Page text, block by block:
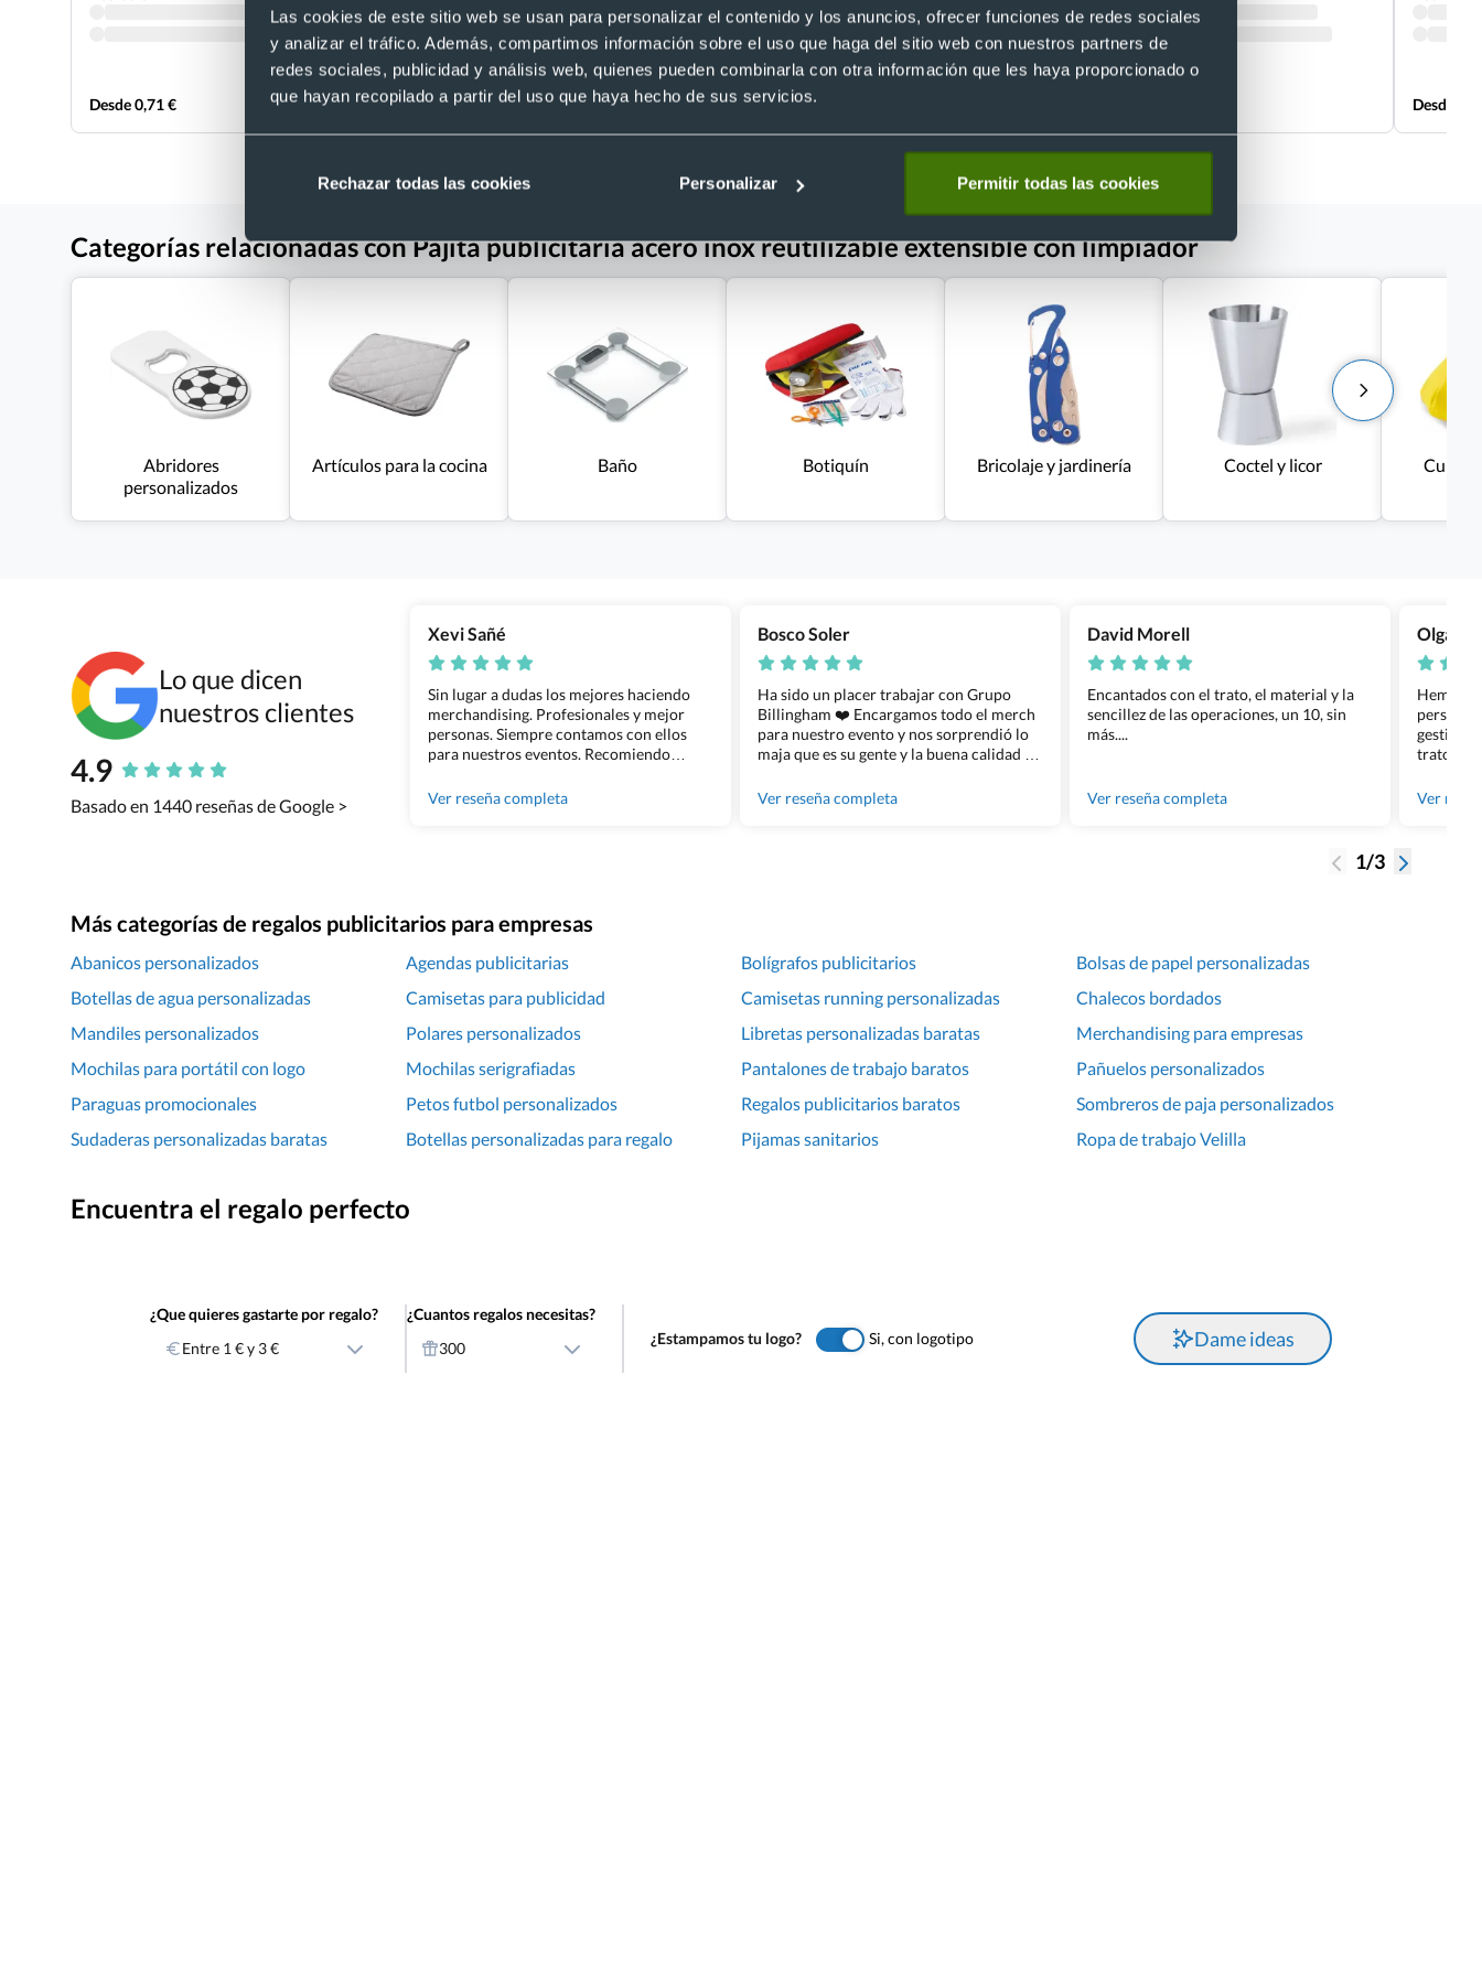
Las cookies de este sitio web se usan para personalizar el contenido y los anuncios, ofrecer funciones de redes sociales
y analizar el tráfico. Además, compartimos información sobre el uso que haga del sitio web con nuestros partners de
redes sociales, publicidad y análisis web, quienes pueden combinarla con otra información que les haya proporcionado o
que hayan recopilado a partir del uso que haya hecho de sus servicios.
Rechazar todas las cookies Personalizar Permitir todas las cookies
Desde 0,71 € Desde 0,85 € Desde 3,24 € Desde
Categorías relacionadas con Pajita publicitaria acero inox reutilizable extensible con limpiador
Abridores
personalizados
Artículos para la cocina Baño Botiquín Bricolaje y jardinería Coctel y licor
Lo que dicen
nuestros clientes
4.9
Basado en 1440 reseñas de Google >
Xevi Sañé
Sin lugar a dudas los mejores haciendo
merchandising. Profesionales y mejor
personas. Siempre contamos con ellos
para nuestros eventos. Recomiendo
Ver reseña completa
Bosco Soler
Ha sido un placer trabajar con Grupo
Billingham ❤️ Encargamos todo el merch
para nuestro evento y nos sorprendió lo
maja que es su gente y la buena calidad de
100% recomendado!!
Ver reseña completa
David Morell
Encantados con el trato, el material y la
sencillez de las operaciones, un 10, sin
más....
Ver reseña completa
Olga
Hemos
gestión
trato
gente
Ver
1/3
Más categorías de regalos publicitarios para empresas
Abanicos personalizados Agendas publicitarias Bolígrafos publicitarios
Bolsas de papel personalizadas
Botellas de agua personalizadas
Camisetas para publicidad Camisetas running personalizadas
Chalecos bordados
Mandiles personalizados
Polares personalizados Libretas personalizadas baratas
Merchandising para empresas
Mochilas para portátil con logo
Mochilas serigrafiadas Pantalones de trabajo baratos
Pañuelos personalizados
Paraguas promocionales
Petos futbol personalizados Regalos publicitarios baratos
Sombreros de paja personalizados
Sudaderas personalizadas baratas
Botellas personalizadas para regalo Pijamas sanitarios Ropa de trabajo Velilla
Encuentra el regalo perfecto
¿Que quieres gastarte por regalo?
Entre 1 € y 3 €
¿Cuantos regalos necesitas?
300
¿Estampamos tu logo? Si, con logotipo Dame ideas